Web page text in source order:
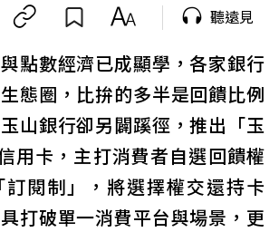
聽遠見
點數經濟已成顯學，各家銀行
態圈，比拚的多半是回饋比例
山銀行卻另闢蹊徑，推出「玉
用卡，主打消費者自選回饋權
閱制」，將選擇權交還持卡
打破單一消費平台與場景，更